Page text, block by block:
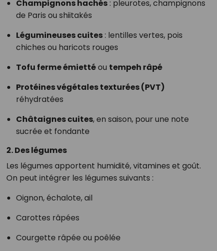
Champignons hachés: pleurotes, champignons
de Paris ou shiitakés
Légumineuses cuites: lentilles vertes, pois
chiches ou haricots rouges
Tofu ferme émiettéou tempeh râpé
Protéines végétales texturées (PVT)
réhydratées
Châtaignes cuites, en saison, pour une note
sucrée et fondante
2. Des légumes
Les légumes apportent humidité, vitamines et goût.
On peut intégrer les légumes suivants :
Oignon, échalote, ail
Carottes râpées
Courgette râpée ou poêlée